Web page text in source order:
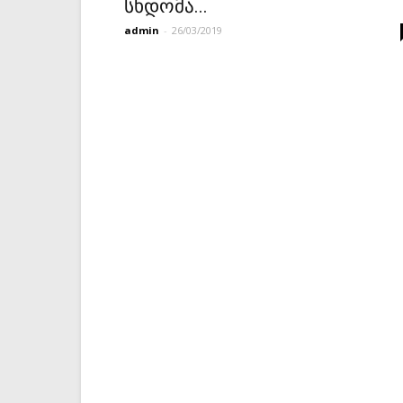
სხდომა...
admin - 26/03/2019